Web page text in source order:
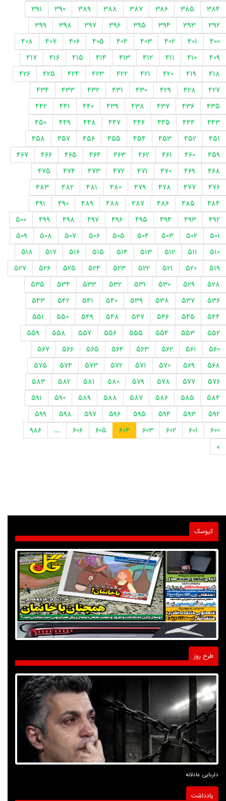
384
385
386
387
388
389
390
391
392
393
394
395
396
397
398
399
400
401
402
403
404
405
406
407
408
409
410
411
412
413
414
415
416
417
418
419
420
421
422
423
424
425
426
427
428
429
430
431
432
433
434
435
436
437
438
439
440
441
442
443
444
445
446
447
448
449
450
451
452
453
454
455
456
457
458
459
460
461
462
463
464
465
466
467
468
469
470
471
472
473
474
475
476
477
478
479
480
481
482
483
484
485
486
487
488
489
490
491
492
493
494
495
496
497
498
499
500
501
502
503
504
505
506
507
508
509
510
511
512
513
514
515
516
517
518
519
520
521
522
523
524
525
526
527
528
529
530
531
532
533
534
535
536
537
538
539
540
541
542
543
544
545
546
547
548
549
550
551
552
553
554
555
556
557
558
559
560
561
562
563
564
565
566
567
568
569
570
571
572
573
574
575
576
577
578
579
580
581
582
583
584
585
586
587
588
589
590
591
592
593
594
595
596
597
598
599
600
601
602
603
604
605
606
...
986
»
کیوسک
طرح روز
دلربایی عادلانه
یادداشت